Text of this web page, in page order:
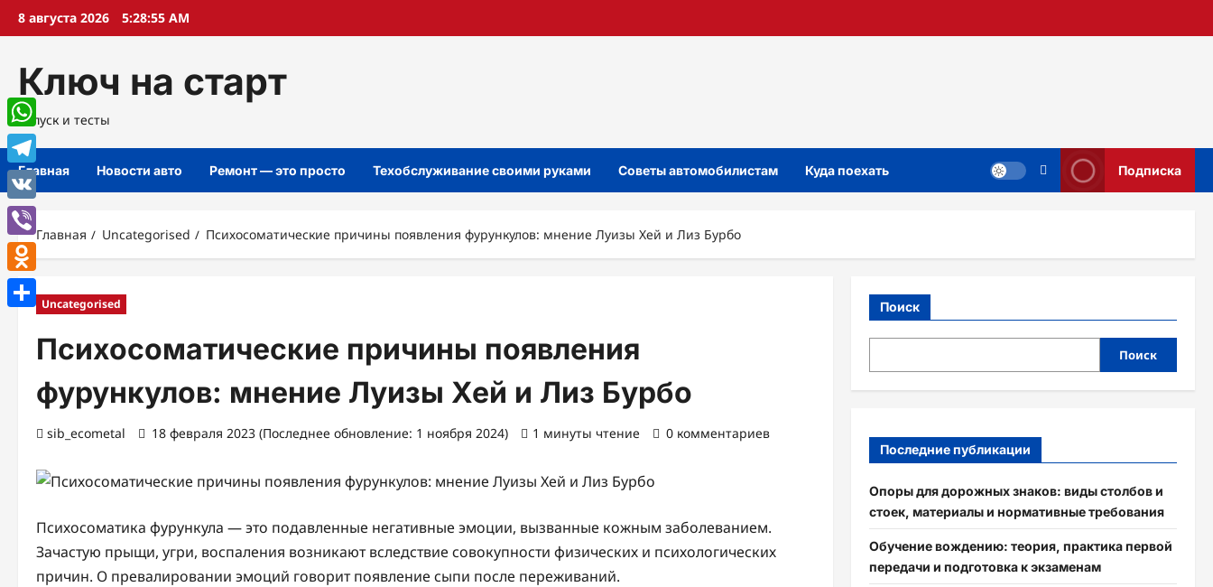
Перейти
8 августа 2026 5:28:56 AM
Ключ на старт
Запуск и тесты
Главная Новости авто Ремонт — это просто Техобслуживание своими руками Советы автомобилистам Куда поехать Подписка
Главная Uncategorised Психосоматические причины появления фурункулов: мнение Луизы Хей и Лиз Бурбо
Uncategorised
Психосоматические причины появления
фурункулов: мнение Луизы Хей и Лиз Бурбо
sib_ecometal 18 февраля 2023 (Последнее обновление: 1 ноября 2024) 1 минуты чтение 0 комментариев
Психосоматика фурункула — это подавленные негативные эмоции, вызванные кожным заболеванием.
Зачастую прыщи, угри, воспаления возникают вследствие совокупности физических и психологических
причин. О превалировании эмоций говорит появление сыпи после переживаний.
Поиск
Поиск
Последние публикации
Опоры для дорожных знаков: виды столбов и
стоек, материалы и нормативные требования
Обучение вождению: теория, практика первой
передачи и подготовка к экзаменам
WhatsApp
Telegram
VK
Viber
Odnoklassniki